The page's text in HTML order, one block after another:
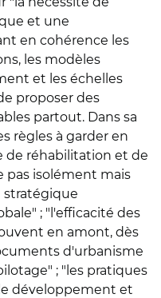
et une
en cohérence les
les modèles
et les échelles
proposer des
partout. Dans sa
règles à garder en
de réhabilitation et de
pas isolément mais
stratégique
; "l'efficacité des
en amont, dès
d'urbanisme
; "les pratiques
développement et